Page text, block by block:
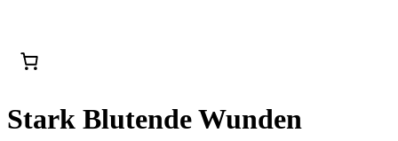
Stark Blutende Wunden